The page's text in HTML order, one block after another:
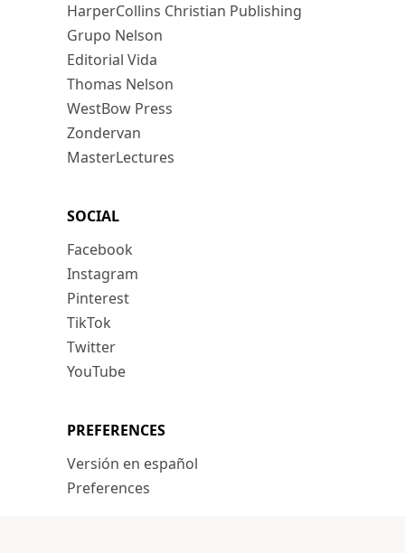
HarperCollins Christian Publishing
Grupo Nelson
Editorial Vida
Thomas Nelson
WestBow Press
Zondervan
MasterLectures
SOCIAL
Facebook
Instagram
Pinterest
TikTok
Twitter
YouTube
PREFERENCES
Versión en español
Preferences